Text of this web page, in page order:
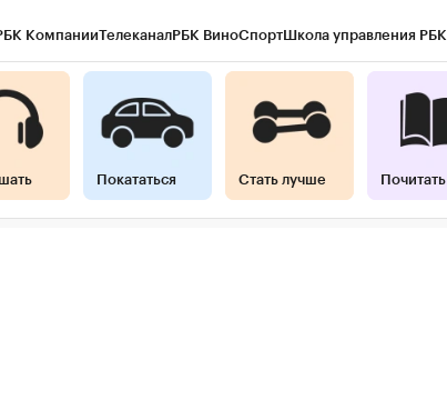
КомпанииТелеканалРБК ВиноСпортШкола управления РБК
Технологии и медиаФинансы Рынок наличной валюты
Покататься Стать лучше Почитать